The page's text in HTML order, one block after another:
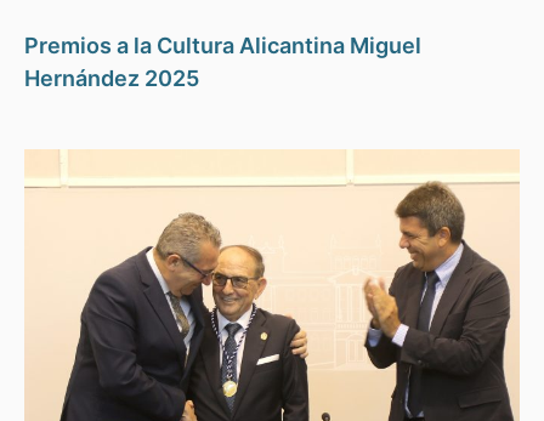
Premios a la Cultura Alicantina Miguel
Hernández 2025